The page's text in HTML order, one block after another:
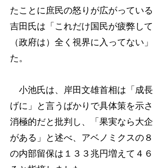
たことに庶民の怒りが広がっている
吉田氏は「これだけ国民が疲弊して
（政府は）全く視界に入ってない
た。
小池氏は、岸田文雄首相は「成
げに」と言うばかりで具体策を示
消極的だと批判し、「果実なら大
がある」と述べ、アベノミクスの
の内部留保は１３３兆円増えて４